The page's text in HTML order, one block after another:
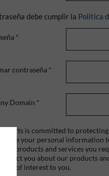
debe cumplir la Política
*
contraseña *
Domain *
Roberts is committed to
use your personal information
the products and services you
contact you about our products
be of interest to you.